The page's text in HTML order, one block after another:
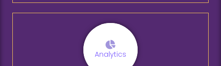
Analytics